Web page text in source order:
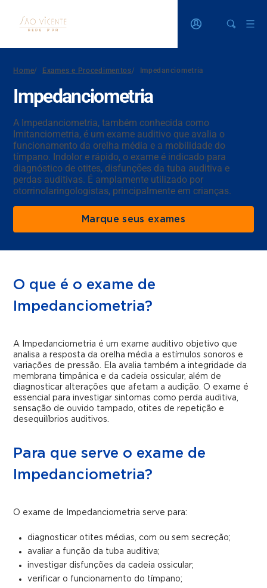
Home/ Exames e Procedimentos/ Impedanciometria
Impedanciometria
A Impedanciometria, também conhecida como
Imitanciometria, é um exame auditivo que avalia o
funcionamento da orelha média e a mobilidade do
tímpano. Indolor e rápido, o exame é indicado para
diagnóstico de otites, disfunções da tuba auditiva e
perdas auditivas. É amplamente utilizado por
otorrinolaringologistas, principalmente em crianças.
Marque seus exames
O que é o exame de
Impedanciometria?
A Impedanciometria é um exame auditivo objetivo que
analisa a resposta da orelha média a estímulos sonoros e
variações de pressão. Ela avalia também a integridade da
membrana timpânica e da cadeia ossicular, além de
diagnosticar alterações que afetam a audição. O exame é
essencial para investigar sintomas como perda auditiva,
sensação de ouvido tampado, otites de repetição e
desequilíbrios auditivos.
Para que serve o exame de
Impedanciometria?
O exame de Impedanciometria serve para:
diagnosticar otites médias, com ou sem secreção;
avaliar a função da tuba auditiva;
investigar disfunções da cadeia ossicular;
verificar o funcionamento do tímpano;